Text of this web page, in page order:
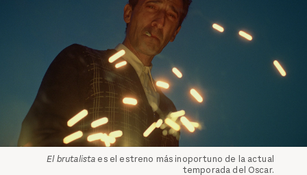
El brutalista es el estreno más inoportuno de la actual
temporada del Oscar.